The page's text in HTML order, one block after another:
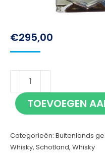
€295,00
Mortlach
Special
Release
70cl
aantal
TOEVOEGEN
Categorieën: Buitenlands
Whisky, Schotland, Whisky